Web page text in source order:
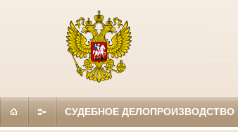
СУДЕБНОЕ ДЕЛОПРОИЗВОДСТВО